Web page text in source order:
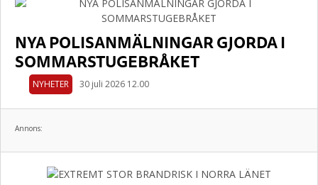
NYA POLISANMÄLNINGAR GJORDA I
SOMMARSTUGEBRÅKET
NYHETER 30 juli 2026 12.00
Annons: